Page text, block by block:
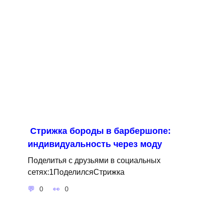
Стрижка бороды в барбершопе:
индивидуальность через моду
Поделитья с друзьями в социальных
сетях:1ПоделилсяСтрижка
0 0